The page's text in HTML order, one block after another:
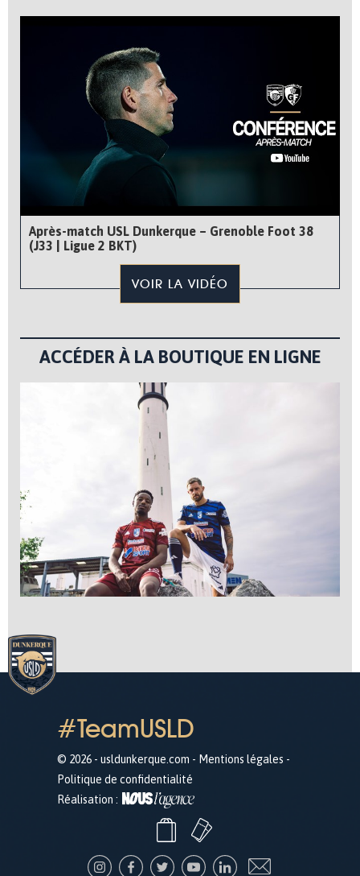
Après-match USL Dunkerque – Grenoble Foot 38
(J33 | Ligue 2 BKT)
VOIR LA VIDÉO
ACCÉDER À LA BOUTIQUE EN LIGNE
#TeamUSLD
© 2026 - usldunkerque.com - Mentions légales -
Politique de confidentialité
Réalisation :